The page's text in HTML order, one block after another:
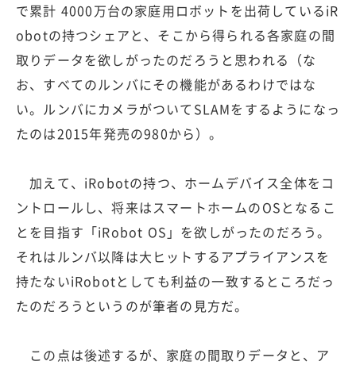
で累計 4000万台の家庭用ロボットを出荷しているiR
obotの持つシェアと、そこから得られる各家庭の間
取りデータを欲しがったのだろうと思われる（な
お、すべてのルンバにその機能があるわけではな
い。ルンバにカメラがついてSLAMをするようになっ
たのは2015年発売の980から）。
加えて、iRobotの持つ、ホームデバイス全体をコ
ントロールし、将来はスマートホームのOSとなるこ
とを目指す「iRobot OS」を欲しがったのだろう。
それはルンバ以降は大ヒットするアプライアンスを
持たないiRobotとしても利益の一致するところだっ
たのだろうというのが筆者の見方だ。
この点は後述するが、家庭の間取りデータと、ア